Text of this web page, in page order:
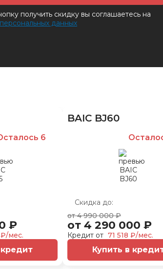
получить скидку вы соглашаетесь на
данных
6
₽
мес.
BAIC BJ60
Скидка до:
от 4 990 000 ₽
от 4 290 000 ₽
Кредит от 71 518 ₽/мес.
Купить в